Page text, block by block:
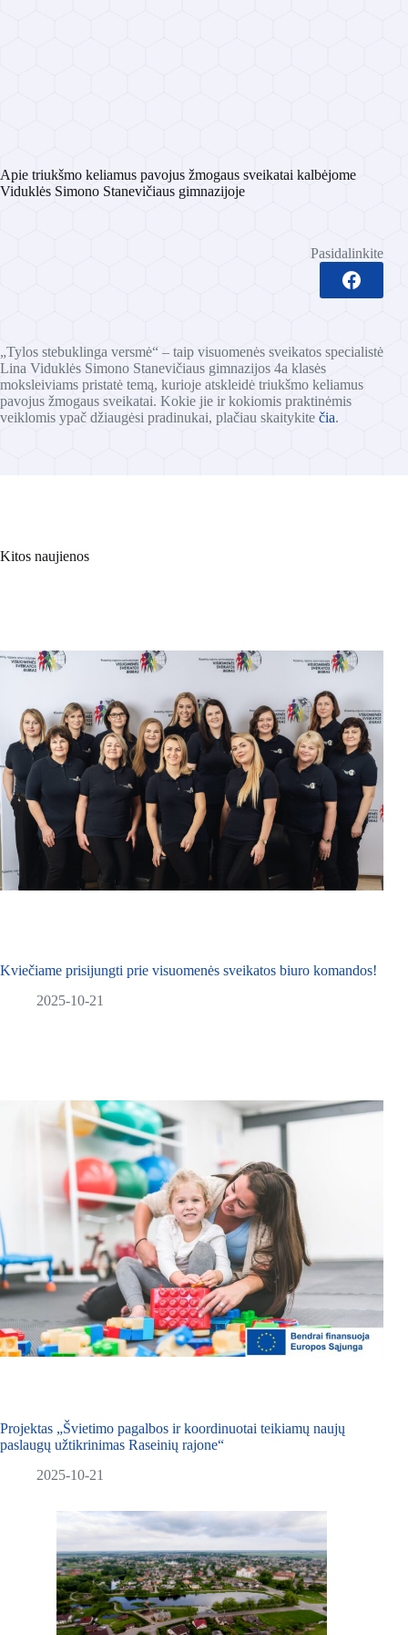
Apie triukšmo keliamus pavojus žmogaus sveikatai kalbėjome
Viduklės Simono Stanevičiaus gimnazijoje
Pasidalinkite
„Tylos stebuklinga versmė“ – taip visuomenės sveikatos specialistė
Lina Viduklės Simono Stanevičiaus gimnazijos 4a klasės
moksleiviams pristatė temą, kurioje atskleidė triukšmo keliamus
pavojus žmogaus sveikatai. Kokie jie ir kokiomis praktinėmis
veiklomis ypač džiaugėsi pradinukai, plačiau skaitykite čia.
Kitos naujienos
Kviečiame prisijungti prie visuomenės sveikatos biuro komandos!
2025-10-21
Projektas „Švietimo pagalbos ir koordinuotai teikiamų naujų
paslaugų užtikrinimas Raseinių rajone“
2025-10-21